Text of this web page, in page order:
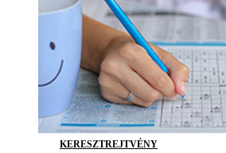
KERESZTREJTVÉNY